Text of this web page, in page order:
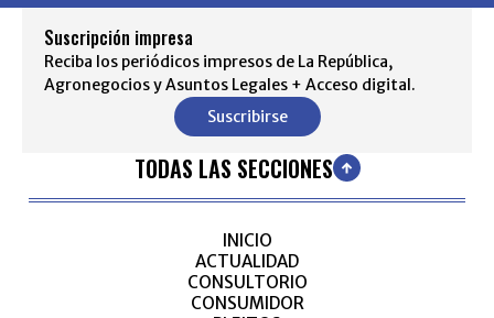
Suscripción impresa
Reciba los periódicos impresos de La República,
Agronegocios y Asuntos Legales + Acceso digital.
Suscribirse
TODAS LAS SECCIONES
INICIO
ACTUALIDAD
CONSULTORIO
CONSUMIDOR